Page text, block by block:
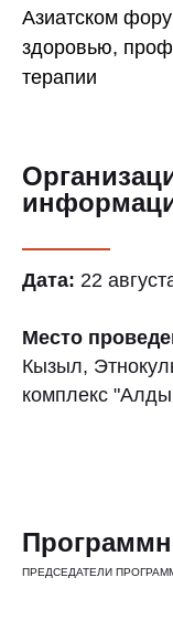
Азиатском
здоровью,
терапии
Дата: 22
Место
Кызыл,
комплекс
ПРЕДСЕДАТЕЛИ